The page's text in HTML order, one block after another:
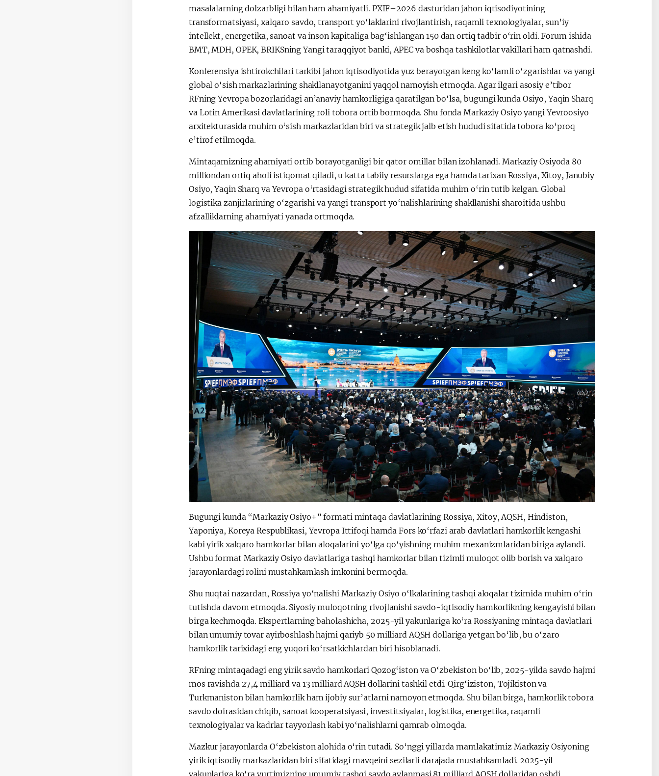
masalalarning dolzarbligi bilan ham ahamiyatli. PXIF–2026 dasturidan jahon iqtisodiyotining
transformatsiyasi, xalqaro savdo, transport yo‘laklarini rivojlantirish, raqamli texnologiyalar, sun’iy
intellekt, energetika, sanoat va inson kapitaliga bag‘ishlangan 150 dan ortiq tadbir o‘rin oldi. Forum ishida
BMT, MDH, OPEK, BRIKSning Yangi taraqqiyot banki, APEC va boshqa tashkilotlar vakillari ham qatnashdi.
Konferensiya ishtirokchilari tarkibi jahon iqtisodiyotida yuz berayotgan keng ko‘lamli o‘zgarishlar va yangi
global o‘sish markazlarining shakllanayotganini yaqqol namoyish etmoqda. Agar ilgari asosiy e’tibor
RFning Yevropa bozorlaridagi an’anaviy hamkorligiga qaratilgan bo‘lsa, bugungi kunda Osiyo, Yaqin Sharq
va Lotin Amerikasi davlatlarining roli tobora ortib bormoqda. Shu fonda Markaziy Osiyo yangi Yevroosiyo
arxitekturasida muhim o‘sish markazlaridan biri va strategik jalb etish hududi sifatida tobora ko‘proq
e’tirof etilmoqda.
Mintaqamizning ahamiyati ortib borayotganligi bir qator omillar bilan izohlanadi. Markaziy Osiyoda 80
milliondan ortiq aholi istiqomat qiladi, u katta tabiiy resurslarga ega hamda tarixan Rossiya, Xitoy, Janubiy
Osiyo, Yaqin Sharq va Yevropa o‘rtasidagi strategik hudud sifatida muhim o‘rin tutib kelgan. Global
logistika zanjirlarining o‘zgarishi va yangi transport yo‘nalishlarining shakllanishi sharoitida ushbu
afzalliklarning ahamiyati yanada ortmoqda.
Bugungi kunda “Markaziy Osiyo+” formati mintaqa davlatlarining Rossiya, Xitoy, AQSH, Hindiston,
Yaponiya, Koreya Respublikasi, Yevropa Ittifoqi hamda Fors ko‘rfazi arab davlatlari hamkorlik kengashi
kabi yirik xalqaro hamkorlar bilan aloqalarini yo‘lga qo‘yishning muhim mexanizmlaridan biriga aylandi.
Ushbu format Markaziy Osiyo davlatlariga tashqi hamkorlar bilan tizimli muloqot olib borish va xalqaro
jarayonlardagi rolini mustahkamlash imkonini bermoqda.
Shu nuqtai nazardan, Rossiya yo‘nalishi Markaziy Osiyo o‘lkalarining tashqi aloqalar tizimida muhim o‘rin
tutishda davom etmoqda. Siyosiy muloqotning rivojlanishi savdo-iqtisodiy hamkorlikning kengayishi bilan
birga kechmoqda. Ekspertlarning baholashicha, 2025-yil yakunlariga ko‘ra Rossiyaning mintaqa davlatlari
bilan umumiy tovar ayirboshlash hajmi qariyb 50 milliard AQSH dollariga yetgan bo‘lib, bu o‘zaro
hamkorlik tarixidagi eng yuqori ko‘rsatkichlardan biri hisoblanadi.
RFning mintaqadagi eng yirik savdo hamkorlari Qozog‘iston va O‘zbekiston bo‘lib, 2025-yilda savdo hajmi
mos ravishda 27,4 milliard va 13 milliard AQSH dollarini tashkil etdi. Qirg‘iziston, Tojikiston va
Turkmaniston bilan hamkorlik ham ijobiy sur’atlarni namoyon etmoqda. Shu bilan birga, hamkorlik tobora
savdo doirasidan chiqib, sanoat kooperatsiyasi, investitsiyalar, logistika, energetika, raqamli
texnologiyalar va kadrlar tayyorlash kabi yo‘nalishlarni qamrab olmoqda.
Mazkur jarayonlarda O‘zbekiston alohida o‘rin tutadi. So‘nggi yillarda mamlakatimiz Markaziy Osiyoning
yirik iqtisodiy markazlaridan biri sifatidagi mavqeini sezilarli darajada mustahkamladi. 2025-yil